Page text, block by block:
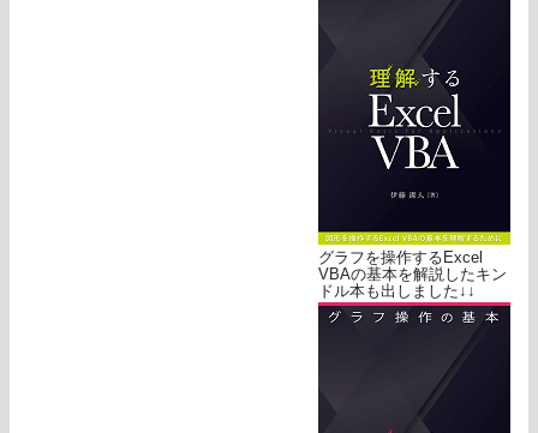
グラフを操作するExcel
VBAの基本を解説したキン
ドル本も出しました↓↓